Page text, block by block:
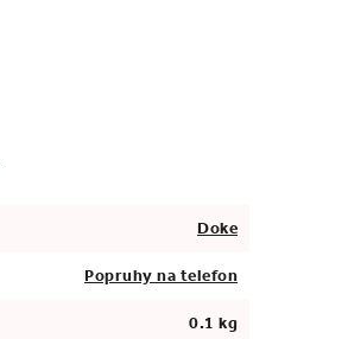
Doke
Popruhy na telefon
0.1 kg